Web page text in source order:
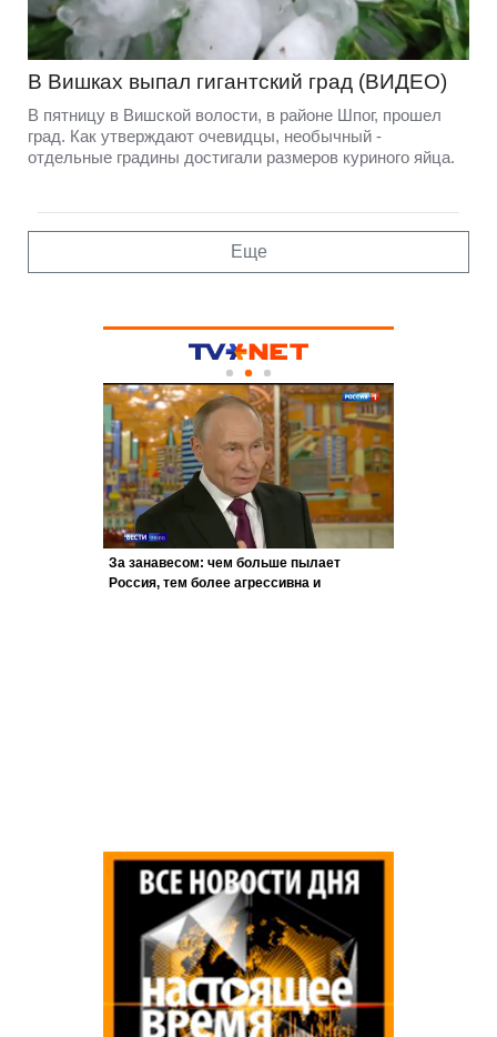
В Вишках выпал гигантский град (ВИДЕО)
В пятницу в Вишской волости, в районе Шпог, прошел
град. Как утверждают очевидцы, необычный -
отдельные градины достигали размеров куриного яйца.
Еще